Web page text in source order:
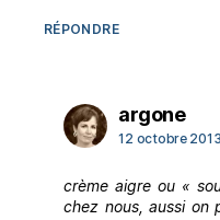
RÉPONDRE
argonedit :
12 octobre
crème aigre ou «
chez nous, aussi on